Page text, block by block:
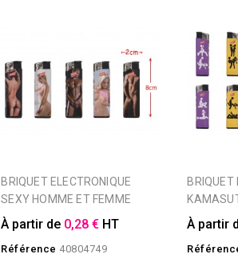
BRIQUET ELECTRONIQUE
SEXY HOMME ET FEMME
À partir de 0,28 € HT
Référence 40804749
BRIQUET ELECTRONIQUE
À partir